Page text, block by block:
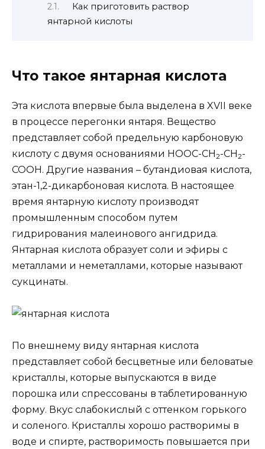
Как приготовить раствор
янтарной кислоты
Что такое янтарная кислота
Эта кислота впервые была выделена в XVII веке
в процессе перегонки янтаря. Вещество
представляет собой предельную карбоновую
кислоту с двумя основаниями НООС-СН2-СН2-
СООН. Другие названия – бутандиовая кислота,
этан-1,2-дикарбоновая кислота. В настоящее
время янтарную кислоту производят
промышленным способом путем
гидрирования малеинового ангидрида.
Янтарная кислота образует соли и эфиры с
металлами и неметаллами, которые называют
сукцинаты.
По внешнему виду янтарная кислота
представляет собой бесцветные или беловатые
кристаллы, которые выпускаются в виде
порошка или спрессованы в таблетированную
форму. Вкус слабокислый с оттенком горького
и соленого. Кристаллы хорошо растворимы в
воде и спирте, растворимость повышается при